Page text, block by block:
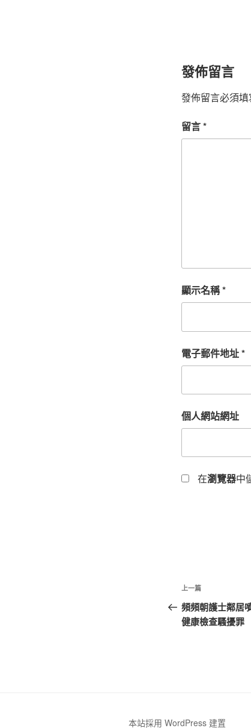
發佈留言
發佈留言必須
留言*
顯示名稱*
電子郵件地址*
個人網站網址
在瀏覽器中
文
章
導
上
一
篇
上一篇
頻頻朝護士鄰居
健康檢查騷擾罪
本站採用 WordPress 建置